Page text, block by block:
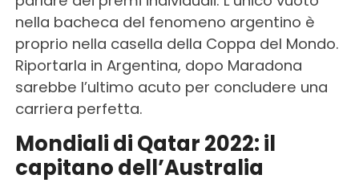
nella bacheca del fenomeno argentino è
proprio nella casella della Coppa del Mondo.
Riportarla in Argentina, dopo Maradona
sarebbe l’ultimo acuto per concludere una
carriera perfetta.
Mondiali di Qatar 2022: il
capitano dell’Australia